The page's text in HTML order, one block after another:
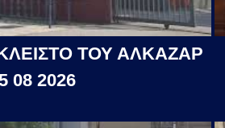
ΤΟΥ ΑΛΚΑΖΑΡ
08 2026